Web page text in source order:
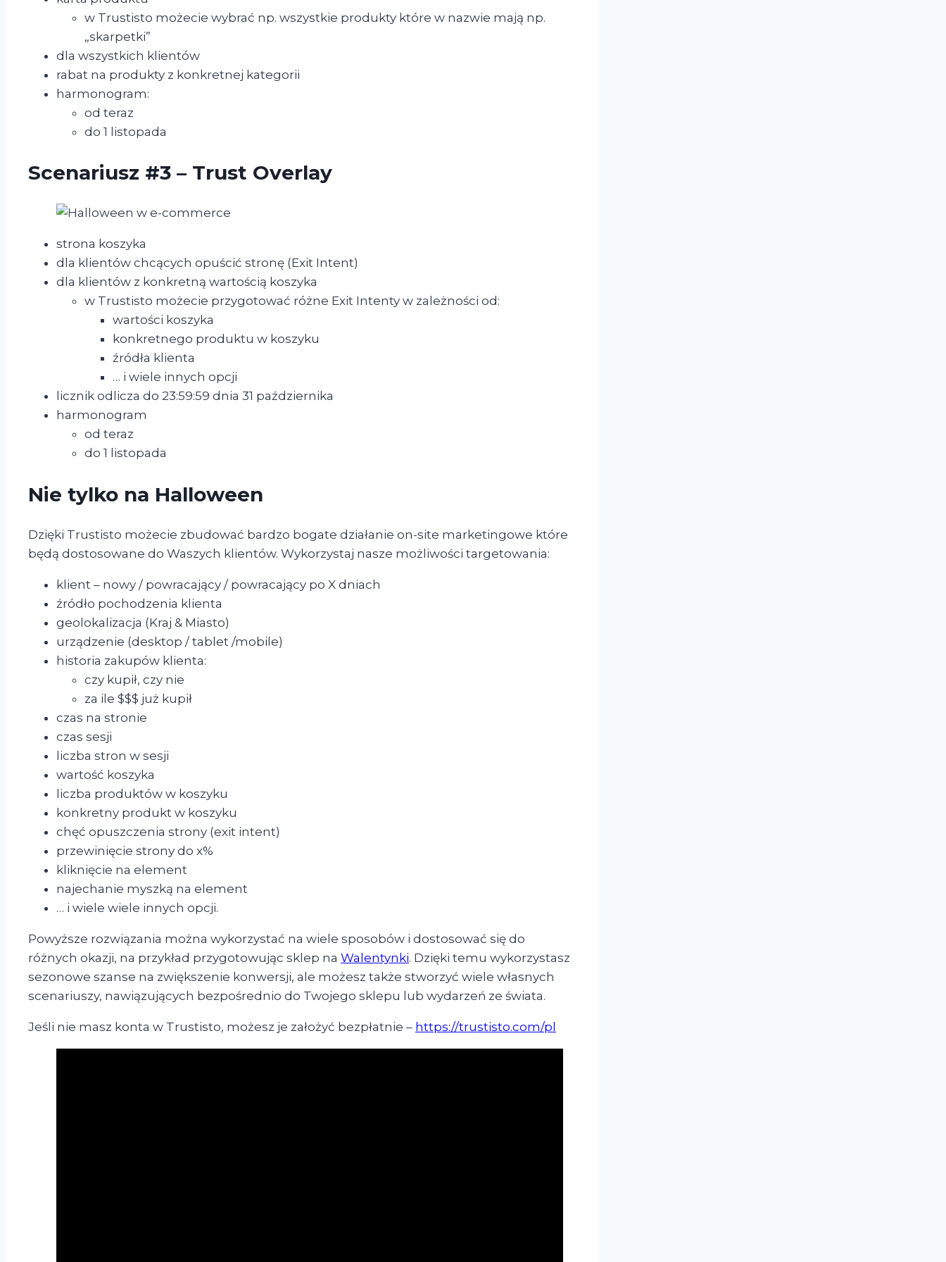
w Trustisto możecie wybrać np. wszystkie produkty które w nazwie mają np.
„skarpetki”
dla wszystkich klientów
rabat na produkty z konkretnej kategorii
harmonogram:
od teraz
do 1 listopada
Scenariusz #3 – Trust Overlay
strona koszyka
dla klientów chcących opuścić stronę (Exit Intent)
dla klientów z konkretną wartością koszyka
w Trustisto możecie przygotować różne Exit Intenty w zależności od:
wartości koszyka
konkretnego produktu w koszyku
źródła klienta
… i wiele innych opcji
licznik odlicza do 23:59:59 dnia 31 października
harmonogram
od teraz
do 1 listopada
Nie tylko na Halloween
Dzięki Trustisto możecie zbudować bardzo bogate działanie on-site marketingowe które
będą dostosowane do Waszych klientów. Wykorzystaj nasze możliwości targetowania:
klient – nowy / powracający / powracający po X dniach
źródło pochodzenia klienta
geolokalizacja (Kraj & Miasto)
urządzenie (desktop / tablet /mobile)
historia zakupów klienta:
czy kupił, czy nie
za ile $$$ już kupił
czas na stronie
czas sesji
liczba stron w sesji
wartość koszyka
liczba produktów w koszyku
konkretny produkt w koszyku
chęć opuszczenia strony (exit intent)
przewinięcie strony do x%
kliknięcie na element
najechanie myszką na element
… i wiele wiele innych opcji.
Powyższe rozwiązania można wykorzystać na wiele sposobów i dostosować się do
różnych okazji, na przykład przygotowując sklep na Walentynki. Dzięki temu wykorzystasz
sezonowe szanse na zwiększenie konwersji, ale możesz także stworzyć wiele własnych
scenariuszy, nawiązujących bezpośrednio do Twojego sklepu lub wydarzeń ze świata.
Jeśli nie masz konta w Trustisto, możesz je założyć bezpłatnie – https://trustisto.com/pl